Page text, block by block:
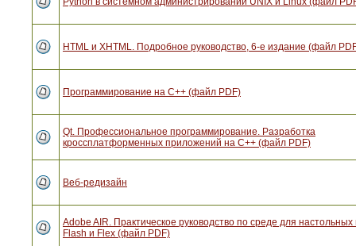
HTML и XHTML. Подробное руководство, 6-е издание (файл
Программирование на C++ (файл PDF)
Qt. Профессиональное программирование. Разработка
кроссплатформенных приложений на С++ (файл PDF)
Веб-редизайн
Adobe AIR. Практическое руководство по среде для
Flash и Flex (файл PDF)